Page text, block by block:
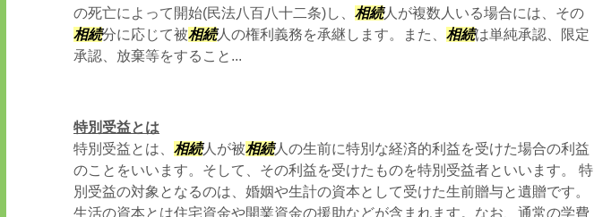
の死亡によって開始(民法八百八十二条)し、 相続人が複数人いる場合には、その
相続分に応じて被相続人の権利義務を承継します。また、 相続は単純承認、限定
承認、放棄等をすること...
特別受益とは
特別受益とは、 相続人が被相続人の生前に特別な経済的利益を受けた場合の利益
のことをいいます。そして、その利益を受けたものを特別受益者といいます。 特
別受益の対象となるのは、婚姻や生計の資本として受けた生前贈与と遺贈です。
生活の資本とは住宅資金や開業資金の援助などが含まれます。なお、通常の学費